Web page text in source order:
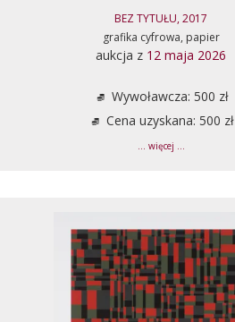
BEZ TYTUŁU, 2017
grafika cyfrowa, papier
aukcja z 12 maja 2026
Wywoławcza: 500 zł
Cena uzyskana: 500 zł
... więcej ...